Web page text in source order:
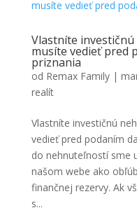
Vlastníte
musíte vedieť pred
priznania
od Remax Family|
realít
Vlastníte investičnú
vedieť pred podaním
do nehnuteľností sme
našom webe ako
finančnej rezervy. Ak
s...